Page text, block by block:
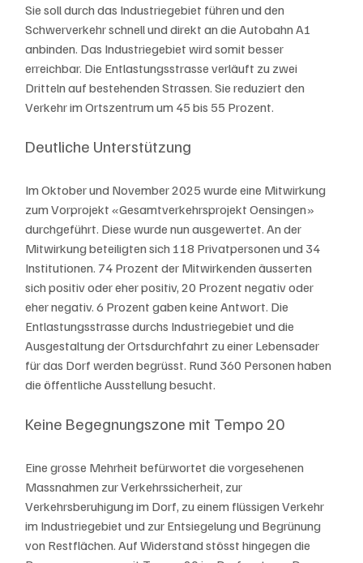
Sie soll durch das Industriegebiet führen und den
Schwerverkehr schnell und direkt an die Autobahn A1
anbinden. Das Industriegebiet wird somit besser
erreichbar. Die Entlastungsstrasse verläuft zu zwei
Dritteln auf bestehenden Strassen. Sie reduziert den
Verkehr im Ortszentrum um 45 bis 55 Prozent.
Deutliche Unterstützung
Im Oktober und November 2025 wurde eine Mitwirkung
zum Vorprojekt «Gesamtverkehrsprojekt Oensingen»
durchgeführt. Diese wurde nun ausgewertet. An der
Mitwirkung beteiligten sich 118 Privatpersonen und 34
Institutionen. 74 Prozent der Mitwirkenden äusserten
sich positiv oder eher positiv, 20 Prozent negativ oder
eher negativ. 6 Prozent gaben keine Antwort. Die
Entlastungsstrasse durchs Industriegebiet und die
Ausgestaltung der Ortsdurchfahrt zu einer Lebensader
für das Dorf werden begrüsst. Rund 360 Personen haben
die öffentliche Ausstellung besucht.
Keine Begegnungszone mit Tempo 20
Eine grosse Mehrheit befürwortet die vorgesehenen
Massnahmen zur Verkehrssicherheit, zur
Verkehrsberuhigung im Dorf, zu einem flüssigen Verkehr
im Industriegebiet und zur Entsiegelung und Begrünung
von Restflächen. Auf Widerstand stösst hingegen die